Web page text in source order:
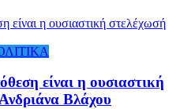
είναι η ουσιαστική
Βλάχου